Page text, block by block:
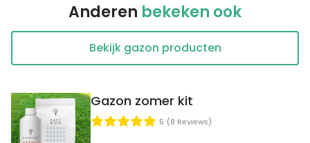
Anderen bekeken ook
Bekijk gazon producten
5 (8 Reviews)
Gazon zomer kit